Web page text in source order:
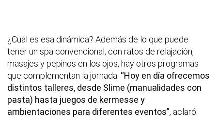
¿Cuál es esa dinámica? Además de lo que puede
tener un spa convencional, con ratos de relajación,
masajes y pepinos en los ojos, hay otros programas
que complementan la jornada. “Hoy en día ofrecemos
distintos talleres, desde Slime (manualidades con
pasta) hasta juegos de kermesse y
ambientaciones para diferentes eventos”, aclaró.